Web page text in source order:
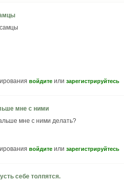
войдите или зарегистрируйтесь
мне с ними
мне с ними делать?
войдите или зарегистрируйтесь
себе толпятся.